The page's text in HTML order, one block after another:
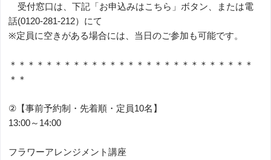
受付窓口は、下記「お申込みはこちら」ボタン、または電
話(0120-281-212）にて
※定員に空きがある場合には、当日のご参加も可能です。
＊＊＊＊＊＊＊＊＊＊＊＊＊＊＊＊＊＊＊＊＊＊＊＊＊＊＊
＊＊
②【事前予約制・先着順・定員10名】
13:00～14:00
フラワーアレンジメント講座